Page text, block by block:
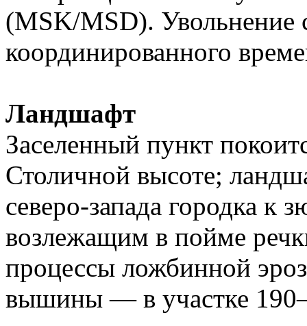
(MSK/MSD). Увольнение
координированного
Ландшафт
Заселенный пункт
Столичной высоте;
северо-запада городка к
возлежащим в пойме
процессы ложбинной
вышины — в участке